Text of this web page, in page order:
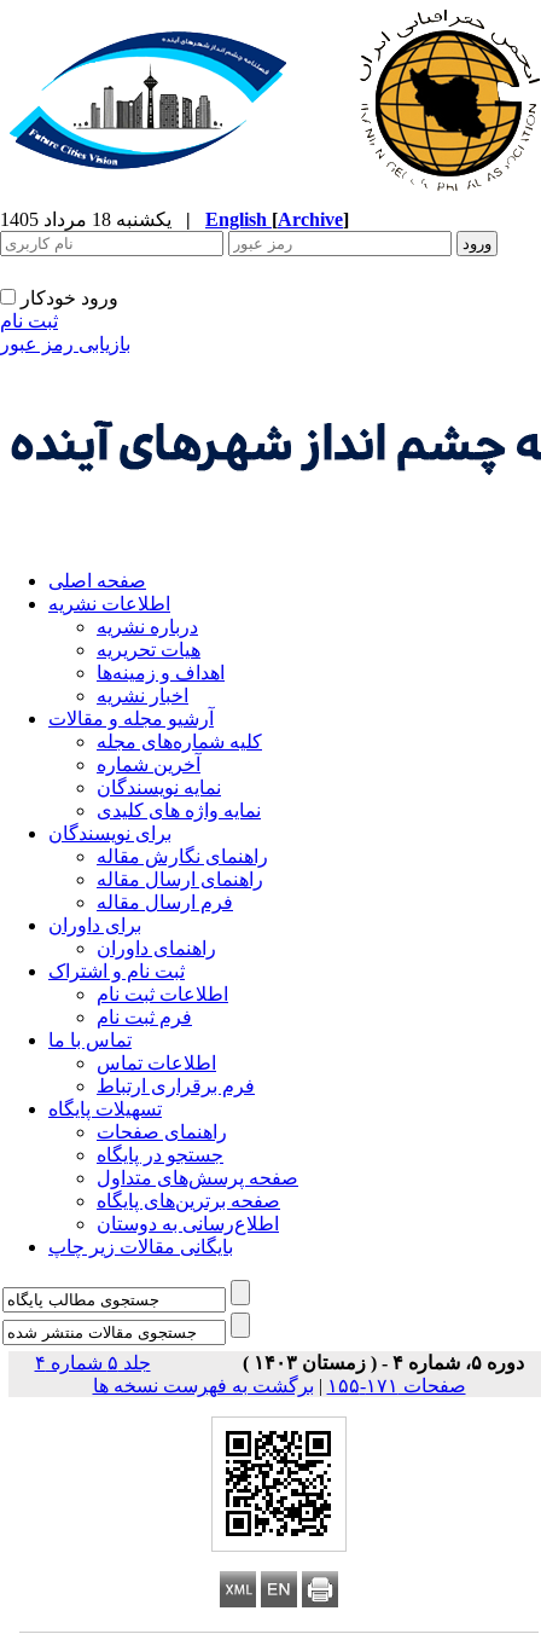
| English [Archive]
ورود خودکار
ثبت نام
بازیابی رمز عبور
صفحه اصلی
اطلاعات نشریه
درباره نشریه
هیات تحریریه
اهداف و زمینه‌ها
اخبار نشریه
آرشیو مجله و مقالات
کلیه شماره‌های مجله
آخرین شماره
نمایه نویسندگان
نمایه واژه های کلیدی
برای نویسندگان
راهنمای نگارش مقاله
راهنمای ارسال مقاله
فرم ارسال مقاله
برای داوران
راهنمای داوران
ثبت نام و اشتراک
اطلاعات ثبت نام
فرم ثبت نام
تماس با ما
اطلاعات تماس
فرم برقراری ارتباط
تسهیلات پایگاه
راهنمای صفحات
جستجو در پایگاه
صفحه پرسش‌های متداول
صفحه برترین‌های پایگاه
اطلاع‌رسانی به دوستان
بایگانی مقالات زیر چاپ
دوره ۵، شماره ۴ - ( زمستان ۱۴۰۳ )
جلد ۵ شماره ۴
صفحات ۱۷۱-۱۵۵
| برگشت به فهرست نسخه ها